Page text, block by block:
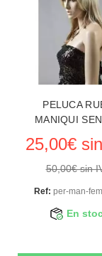
PELUCA
MANIQUI
25,00€
50,00€ sin
Ref: per-man-
En